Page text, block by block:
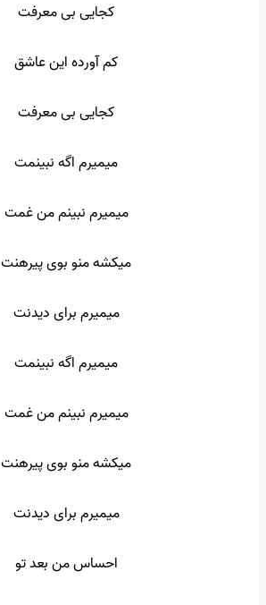
کجایی بی معرفت
کم آورده این عاشق
کجایی بی معرفت
میمیرم اگه نبینمت
میمیرم نبینم من غمت
میکشه منو بوی پیرهنت
میمیرم برای دیدنت
میمیرم اگه نبینمت
میمیرم نبینم من غمت
میکشه منو بوی پیرهنت
میمیرم برای دیدنت
احساس من بعد تو